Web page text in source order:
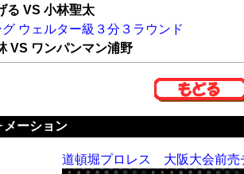
る VS 小林聖太
ウェルター級３分３ラウンド
VS ワンパンマン浦野
メーション
道頓堀プロレス 大阪大会前売